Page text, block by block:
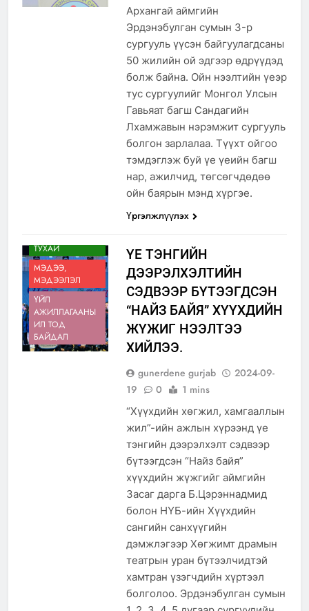
Архангай аймгийн
Эрдэнэбулган сумын 3-р
сургууль үүсэн байгуулагдсаны
50 жилийн ой эдгээр өдрүүдэд
болж байна. Ойн нээлтийн үеэр
тус сургуулийг Монгол Улсын
Гавьяат багш Сандагийн
Лхамжавын нэрэмжит сургууль
болгон зарлалаа. Түүхт ойгоо
тэмдэглэж буй үе үеийн багш
нар, ажилчид, төгсөгчдөдөө
ойн баярын мэнд хүргэе.
Үргэлжлүүлэх
ТУХАЙ
МЭДЭЭ,
МЭДЭЭЛЭЛ
ҮЙЛ
АЖИЛЛАГААНЫ
ИЛ ТОД
БАЙДАЛ
ҮЕ ТЭНГИЙН
ДЭЭРЭЛХЭЛТИЙН
СЭДВЭЭР БҮТЭЭГДСЭН
“НАЙЗ БАЙЯ” ХҮҮХДИЙН
ЖҮЖИГ НЭЭЛТЭЭ
ХИЙЛЭЭ.
gunerdene gurjab
2024-09-
19
0 1 mins
“Хүүхдийн хөгжил, хамгааллын
жил”-ийн ажлын хүрээнд үе
тэнгийн дээрэлхэлт сэдвээр
бүтээгдсэн “Найз байя”
хүүхдийн жүжгийг аймгийн
Засаг дарга Б.Цэрэннадмид
болон НҮБ-ийн Хүүхдийн
сангийн санхүүгийн
дэмжлэгээр Хөгжимт драмын
театрын уран бүтээлчидтэй
хамтран үзэгчдийн хүртээл
болголоо. Эрдэнэбулган сумын